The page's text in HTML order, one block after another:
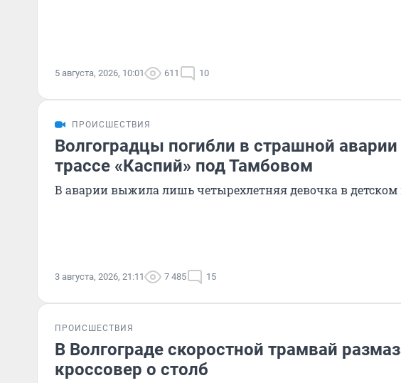
5 августа, 2026, 10:01 611 10
ПРОИСШЕСТВИЯ
Волгоградцы погибли в страшной аварии
трассе «Каспий» под Тамбовом
В аварии выжила лишь четырехлетняя девочка в детском
3 августа, 2026, 21:11 7 485 15
ПРОИСШЕСТВИЯ
В Волгограде скоростной трамвай
кроссовер о столб